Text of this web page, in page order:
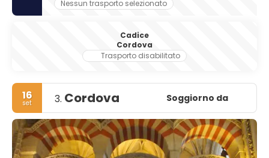
Nessun trasporto selezionato
Cadice
Cordova
Trasporto disabilitato
16
set 3. Cordova Soggiorno da